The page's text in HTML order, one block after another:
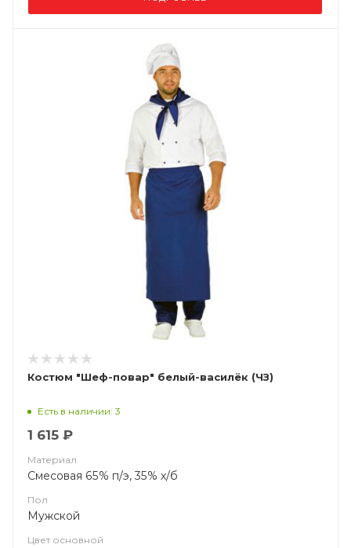
Костюм "Шеф-повар" белый-василёк (ЧЗ)
Есть в наличии: 3
1 615 ₽
Материал
Смесовая 65% п/э, 35% х/б
Пол
Мужской
Цвет основной